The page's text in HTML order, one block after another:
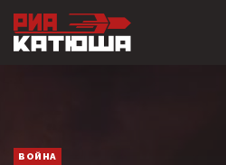
ВОЙНА